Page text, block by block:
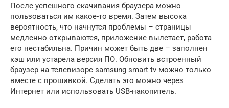
После успешного скачивания браузера можно
пользоваться им какое-то время. Затем высока
вероятность, что начнутся проблемы – страницы
медленно открываются, приложение вылетает, работа
его нестабильна. Причин может быть две – заполнен
кэш или устарела версия ПО. Обновить встроенный
браузер на телевизоре samsung smart tv можно только
вместе с прошивкой. Сделать это можно через
Интернет или использовать USB-накопитель.